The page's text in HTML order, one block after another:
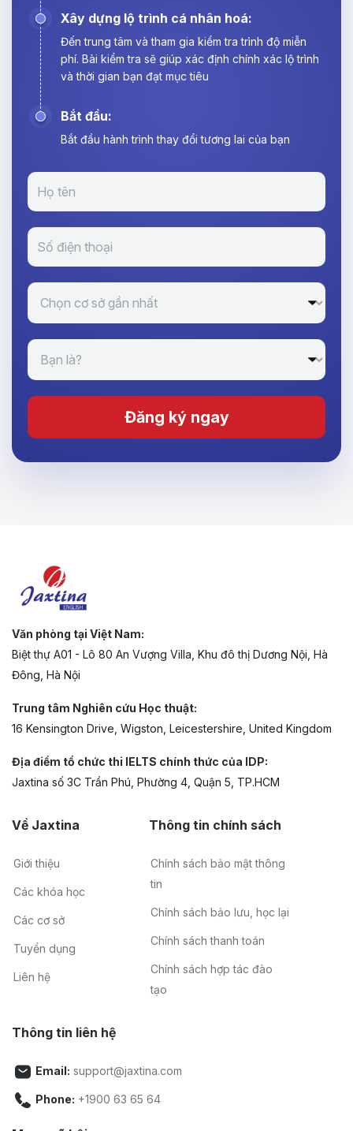
Xây dựng lộ trình cá nhân hoá:
Đến trung tâm và tham gia kiểm tra trình độ miễn
phí. Bài kiểm tra sẽ giúp xác định chính xác lộ trình
và thời gian bạn đạt mục tiêu
Bắt đầu:
Bắt đầu hành trình thay đổi tương lai của bạn
Đăng ký ngay
Văn phòng tại Việt Nam:
Biệt thự A01 - Lô 80 An Vượng Villa, Khu đô thị Dương Nội, Hà
Đông, Hà Nội
Trung tâm Nghiên cứu Học thuật:
16 Kensington Drive, Wigston, Leicestershire, United Kingdom
Địa điểm tổ chức thi IELTS chính thức của IDP:
Jaxtina số 3C Trần Phú, Phường 4, Quận 5, TP.HCM
Về Jaxtina
Giới thiệu
Các khóa học
Các cơ sở
Tuyển dụng
Liên hệ
Thông tin chính sách
Chính sách bảo mật thông
tin
Chính sách bảo lưu, học lại
Chính sách thanh toán
Chính sách hợp tác đào
tạo
Thông tin liên hệ
Email: support@jaxtina.com
Phone: +1900 63 65 64